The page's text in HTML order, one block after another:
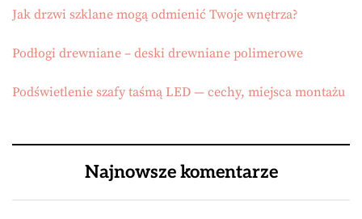
Jak drzwi szklane mogą odmienić Twoje wnętrza?
Podłogi drewniane – deski drewniane polimerowe
Podświetlenie szafy taśmą LED — cechy, miejsca montażu
Najnowsze komentarze